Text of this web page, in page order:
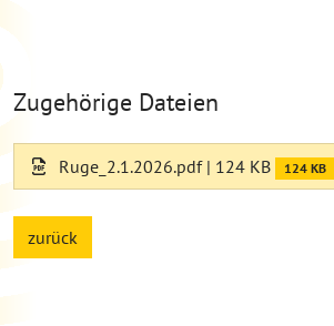
Zugehörige Dateien
Ruge_2.1.2026.pdf| 124 KB 124 KB
zurück